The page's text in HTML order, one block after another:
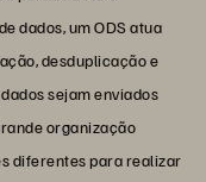
dados, um ODS atua
desduplicação e
sejam enviados
organização
diferentes para realizar